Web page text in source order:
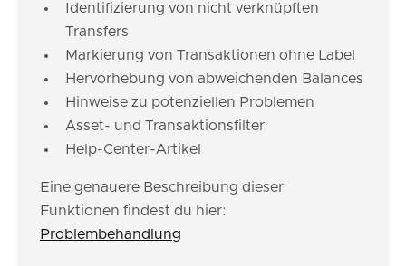
Identifizierung von nicht verknüpften
Transfers
Markierung von Transaktionen ohne Label
Hervorhebung von abweichenden Balances
Hinweise zu potenziellen Problemen
Asset- und Transaktionsfilter
Help-Center-Artikel
Eine genauere Beschreibung dieser
Funktionen findest du hier:
Problembehandlung